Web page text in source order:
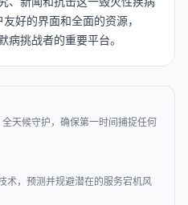
好的界面和全面的资源，
病挑战者的重要平台。
天候守护，确保第一时间捕捉任何
术，预测并规避潜在的服务宕机风